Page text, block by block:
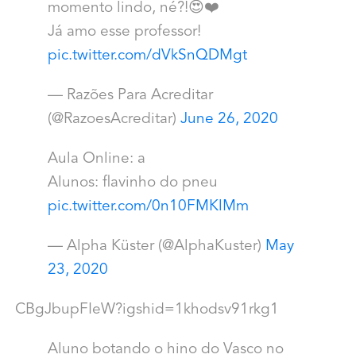
momento lindo, né?!😍❤️
Já amo esse professor!
pic.twitter.com/dVkSnQDMgt
— Razões Para Acreditar
(@RazoesAcreditar) June 26, 2020
Aula Online: a
Alunos: flavinho do pneu
pic.twitter.com/0n10FMKlMm
— Alpha Küster (@AlphaKuster) May
23, 2020
CBgJbupFIeW?igshid=1khodsv91rkg1
Aluno botando o hino do Vasco no